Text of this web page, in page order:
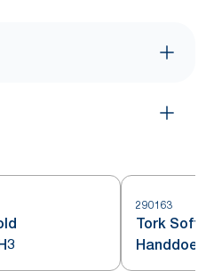
290163
Tork